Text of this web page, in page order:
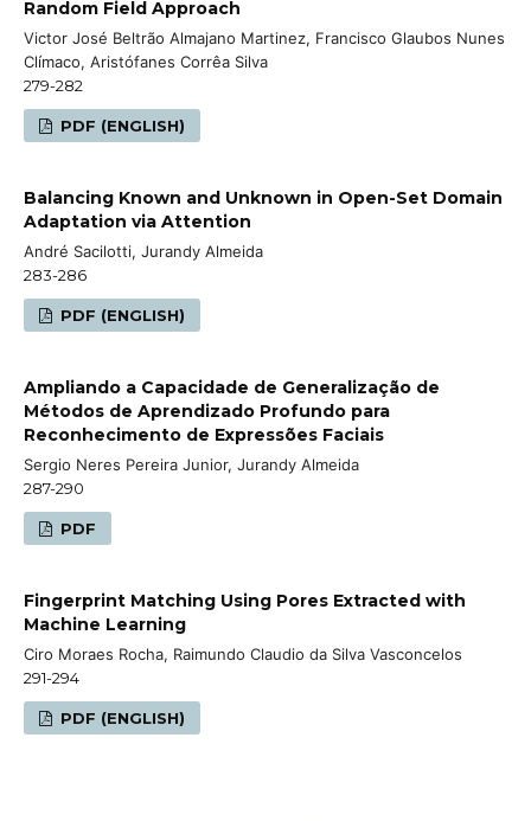
Random Field Approach
Victor José Beltrão Almajano Martinez, Francisco Glaubos Nunes
Clímaco, Aristófanes Corrêa Silva
279-282
PDF (ENGLISH)
Balancing Known and Unknown in Open-Set Domain
Adaptation via Attention
André Sacilotti, Jurandy Almeida
283-286
PDF (ENGLISH)
Ampliando a Capacidade de Generalização de
Métodos de Aprendizado Profundo para
Reconhecimento de Expressões Faciais
Sergio Neres Pereira Junior, Jurandy Almeida
287-290
PDF
Fingerprint Matching Using Pores Extracted with
Machine Learning
Ciro Moraes Rocha, Raimundo Claudio da Silva Vasconcelos
291-294
PDF (ENGLISH)